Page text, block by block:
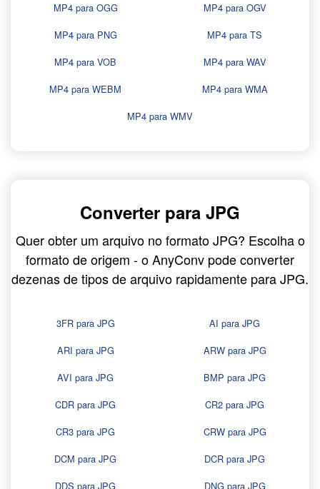
MP4 para OGG
MP4 para OGV
MP4 para PNG
MP4 para TS
MP4 para VOB
MP4 para WAV
MP4 para WEBM
MP4 para WMA
MP4 para WMV
Converter para JPG
Quer obter um arquivo no formato JPG? Escolha o
formato de origem - o AnyConv pode converter
dezenas de tipos de arquivo rapidamente para JPG.
3FR para JPG
AI para JPG
ARI para JPG
ARW para JPG
AVI para JPG
BMP para JPG
CDR para JPG
CR2 para JPG
CR3 para JPG
CRW para JPG
DCM para JPG
DCR para JPG
DDS para JPG
DNG para JPG